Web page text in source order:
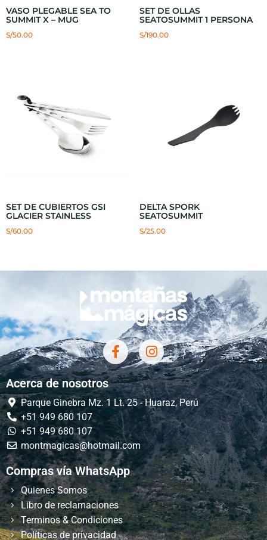
VASO PLEGABLE SEA TO
SUMMIT X – MUG
S/50.00
SET DE OLLAS
SEATOSUMMIT 1 PERSONA
S/190.00
SET DE CUBIERTOS GSI
GLACIER STAINLESS
S/60.00
DELTA SPORK
SEATOSUMMIT
S/25.00
Acerca de nosotros
Parque Ginebra Mz. 1 Lt. 25 - Huaraz, Perú
+51 949 680 107
+51 949 680 107
montmagicas@hotmail.com
Compras vía WhatsApp
Quienes Somos
Libro de reclamaciones
Terminos & Condiciones
Políticas de privacidad